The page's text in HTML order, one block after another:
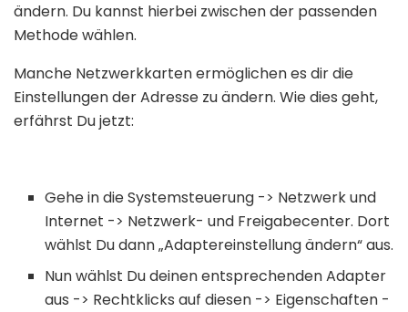
ändern. Du kannst hierbei zwischen der passenden
Methode wählen.
Manche Netzwerkkarten ermöglichen es dir die
Einstellungen der Adresse zu ändern. Wie dies geht,
erfährst Du jetzt:
Gehe in die Systemsteuerung -> Netzwerk und
Internet -> Netzwerk- und Freigabecenter. Dort
wählst Du dann „Adaptereinstellung ändern“ aus.
Nun wählst Du deinen entsprechenden Adapter
aus -> Rechtklicks auf diesen -> Eigenschaften -